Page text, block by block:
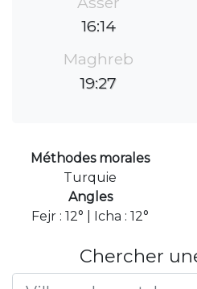
16:14
Maghreb
19:27
Méthodes morales
Turquie
Angles
Fejr : 12° | Icha : 12°
Chercher